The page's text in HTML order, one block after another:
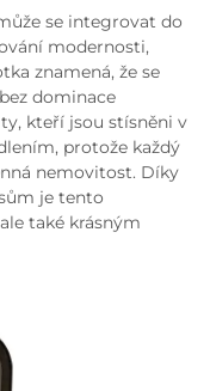
se integrovat do
modernosti,
znamená, že se
dominace
kteří jsou stísněni v
protože každý
nemovitost. Díky
je tento
také krásným